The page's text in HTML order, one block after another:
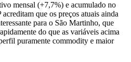
mensal (+7,7%) e acumulado no
que os preços atuais ainda
para o São Martinho, que
do que as variáveis ​​acima
puramente commodity e maior